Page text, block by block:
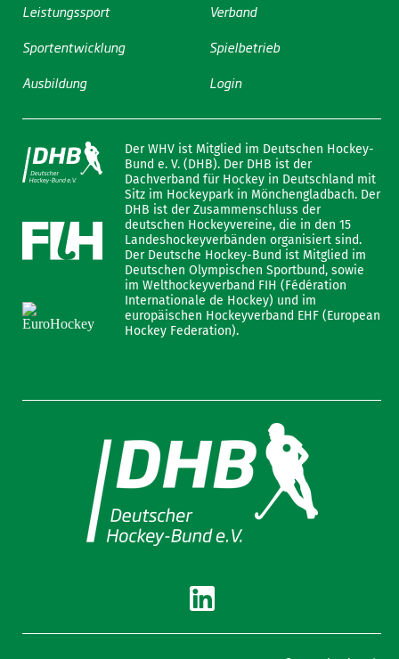
Leistungssport
Sportentwicklung
Ausbildung
Verband
Spielbetrieb
Login
Der WHV ist Mitglied im Deutschen Hockey-
Bund e. V. (DHB). Der DHB ist der
Dachverband für Hockey in Deutschland mit
Sitz im Hockeypark in Mönchengladbach. Der
DHB ist der Zusammenschluss der
deutschen Hockeyvereine, die in den 15
Landeshockeyverbänden organisiert sind.
Der Deutsche Hockey-Bund ist Mitglied im
Deutschen Olympischen Sportbund, sowie
im Welthockeyverband FIH (Fédération
Internationale de Hockey) und im
europäischen Hockeyverband EHF (European
Hockey Federation).